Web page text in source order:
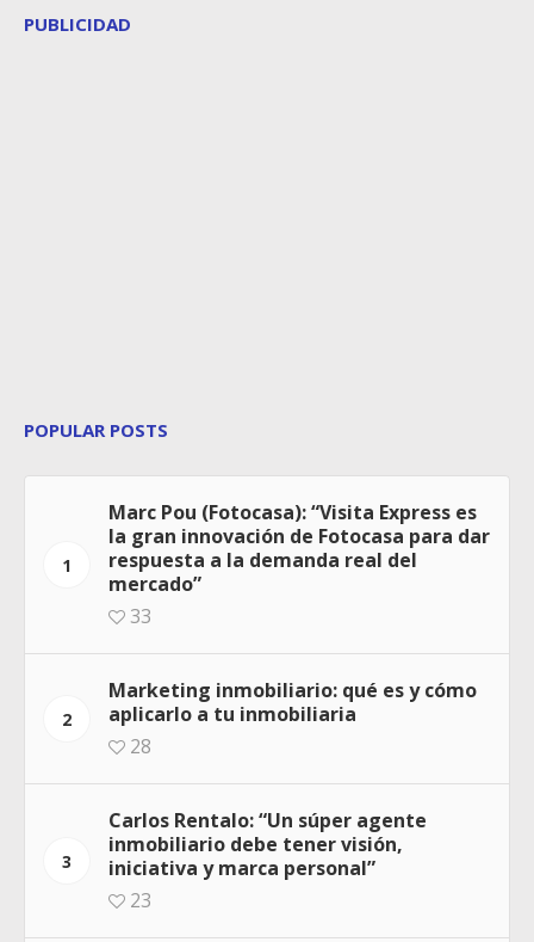
PUBLICIDAD
POPULAR POSTS
1
Marc Pou (Fotocasa): “Visita Express es
la gran innovación de Fotocasa para dar
respuesta a la demanda real del
mercado”
33
2
Marketing inmobiliario: qué es y cómo
aplicarlo a tu inmobiliaria
28
3
Carlos Rentalo: “Un súper agente
inmobiliario debe tener visión,
iniciativa y marca personal”
23